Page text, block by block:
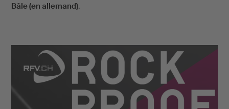
Bâle (en allemand).